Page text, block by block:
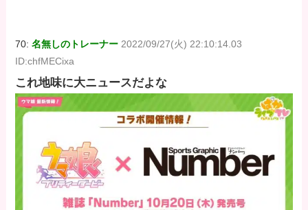
70:名無しのトレーナー 2022/09/27(火) 22:10:14.03
ID:chfMECixa
これ地味に大ニュースだよな